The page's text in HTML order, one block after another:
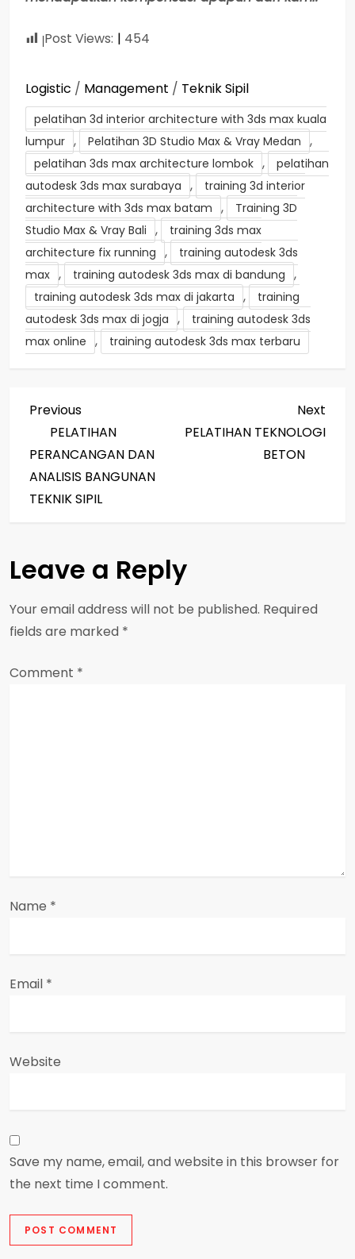
Post Views: 454
Logistic / Management / Teknik Sipil
pelatihan 3d interior architecture with 3ds max kuala
lumpur , Pelatihan 3D Studio Max & Vray Medan ,
pelatihan 3ds max architecture lombok ,
pelatihan
autodesk 3ds max surabaya ,
training 3d interior
architecture with 3ds max batam ,
Training 3D
Studio Max & Vray Bali ,
training 3ds max
architecture fix running ,
training autodesk 3ds
max , training autodesk 3ds max di bandung ,
training autodesk 3ds max di jakarta ,
training
autodesk 3ds max di jogja ,
training autodesk 3ds
max online , training autodesk 3ds max terbaru
P
o
s
n
a
v
i
Previous
Post
Previous
PELATIHAN
PERANCANGAN DAN
ANALISIS BANGUNAN
TEKNIK SIPIL
Post
Next
PELATIHAN TEKNOLOGI
BETON
Leave a Reply
Your email address will not be published. Required
fields are marked *
Comment *
Name *
Email *
Website
Save my name, email, and website in this browser for
the next time I comment.